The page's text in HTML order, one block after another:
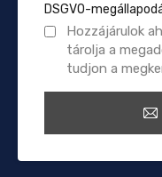
DSGVO-
Hozzájárulok
tárolja a
tudjon a